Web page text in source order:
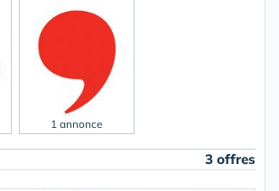
1 annonce
3 offres